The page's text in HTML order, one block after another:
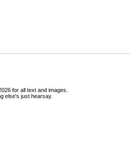
for all text and images.
else's just hearsay.